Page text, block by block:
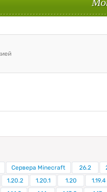
Сервера Minecraft 26.2
1.20.2 1.20.1 1.20 1.19.4